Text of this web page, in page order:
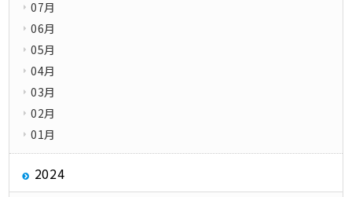
07月
06月
05月
04月
03月
02月
01月
2024